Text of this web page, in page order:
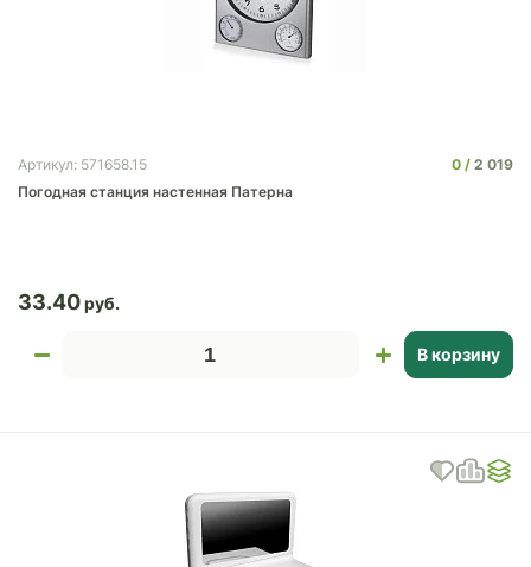
Артикул: 571658.15 0
2 019
Погодная станция настенная Патерна
33.40
В корзину